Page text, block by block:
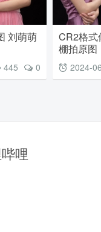
刘萌萌
0
445
CR2格式
棚拍原图
2024-
哩